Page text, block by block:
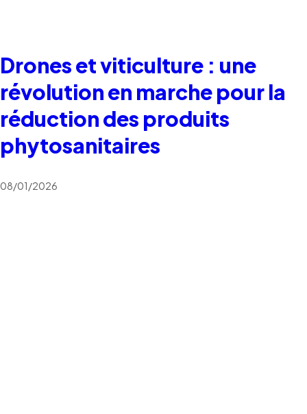
Drones et viticulture : une
révolution en marche pour la
réduction des produits
phytosanitaires
08/01/2026